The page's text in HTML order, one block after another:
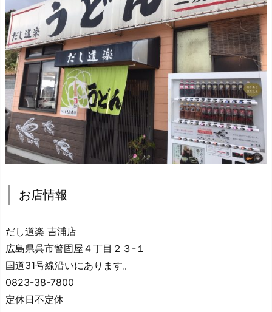
お店情報
だし道楽 吉浦店
広島県呉市警固屋４丁目２３-１
国道31号線沿いにあります。
0823-38-7800
定休日不定休